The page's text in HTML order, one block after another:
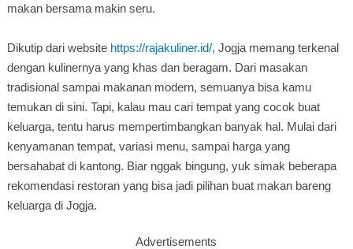
makan bersama makin seru.
Dikutip dari website https://rajakuliner.id/, Jogja memang terkenal
dengan kulinernya yang khas dan beragam. Dari masakan
tradisional sampai makanan modern, semuanya bisa kamu
temukan di sini. Tapi, kalau mau cari tempat yang cocok buat
keluarga, tentu harus mempertimbangkan banyak hal. Mulai dari
kenyamanan tempat, variasi menu, sampai harga yang
bersahabat di kantong. Biar nggak bingung, yuk simak beberapa
rekomendasi restoran yang bisa jadi pilihan buat makan bareng
keluarga di Jogja.
Advertisements